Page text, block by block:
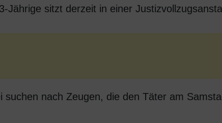
Jährige sitzt derzeit in einer
nach Zeugen, die den Täter am